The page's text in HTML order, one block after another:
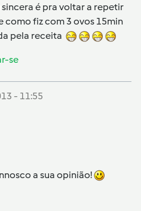
é pra voltar a repetir
como fiz com 3 ovos 15min
pela receita
se
- 11:55
a sua opinião!